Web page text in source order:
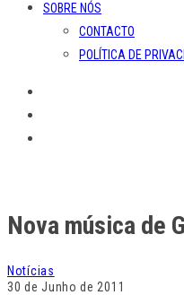
SOBRE NÓS
CONTACTO
POLÍTICA DE
Nova música de
Notícias
30 de Junho de 2011